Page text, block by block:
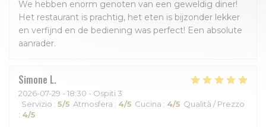
We hebben enorm genoten van een geweldig diner!
Het restaurant is prachtig, het eten is bijzonder lekker
en verfijnd en de bediening was perfect! Een absolute
aanrader.
Simone L
2026-07-29 - 18:30 - Ospiti 3
Servizio : 5/5 Atmosfera : 4/5 Cucina : 4/5 Qualità / Prezzo
: 4/5